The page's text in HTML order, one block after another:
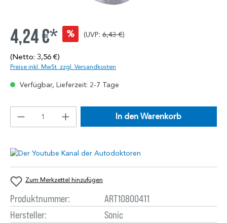
4,24 €* % (UVP: 6,43 €)
(Netto: 3,56 €)
Preise inkl. MwSt. zzgl. Versandkosten
Verfügbar, Lieferzeit: 2-7 Tage
In den Warenkorb
Zum Merkzettel hinzufügen
Produktnummer:
ART10800411
Hersteller:
Sonic